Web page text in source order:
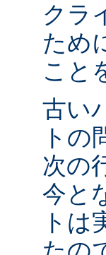
クラ
ため
こと
古い
トの
次の
今と
トは